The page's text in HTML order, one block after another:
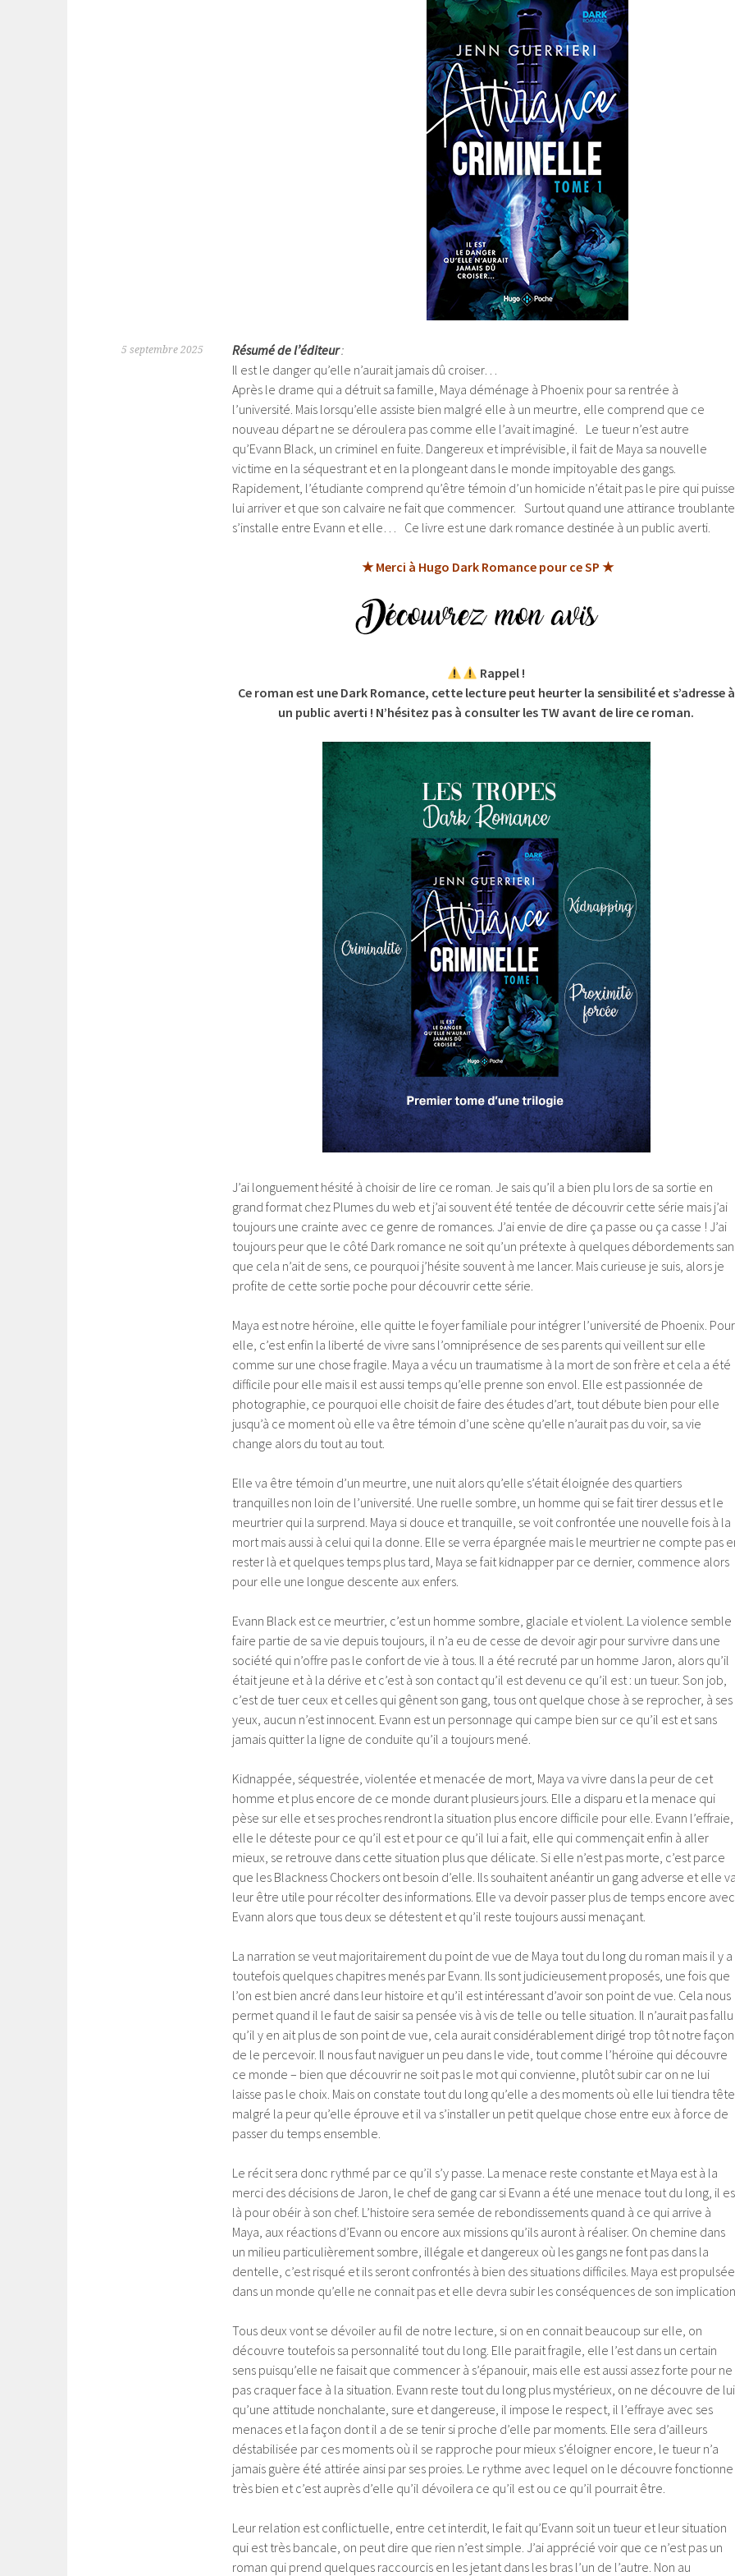
5 septembre 2025 Résumé de l’éditeur:
Il est le danger qu’elle n’aurait jamais dû croiser…
Après le drame qui a détruit sa famille, Maya déménage à Phoenix pour sa rentrée à
l’université. Mais lorsqu’elle assiste bien malgré elle à un meurtre, elle comprend que ce
nouveau départ ne se déroulera pas comme elle l’avait imaginé. Le tueur n’est autre
qu’Evann Black, un criminel en fuite. Dangereux et imprévisible, il fait de Maya sa nouvelle
victime en la séquestrant et en la plongeant dans le monde impitoyable des gangs.
Rapidement, l’étudiante comprend qu’être témoin d’un homicide n’était pas le pire qui puisse
lui arriver et que son calvaire ne fait que commencer. Surtout quand une attirance troublante
s’installe entre Evann et elle… Ce livre est une dark romance destinée à un public averti.
★ Merci à Hugo Dark Romance pour ce SP ★
Rappel !
Ce roman est une Dark Romance, cette lecture peut heurter la sensibilité et s’adresse à
un public averti ! N’hésitez pas à consulter les TW avant de lire ce roman.
J’ai longuement hésité à choisir de lire ce roman. Je sais qu’il a bien plu lors de sa sortie en
grand format chez Plumes du web et j’ai souvent été tentée de découvrir cette série mais j’ai
toujours une crainte avec ce genre de romances. J’ai envie de dire ça passe ou ça casse ! J’ai
toujours peur que le côté Dark romance ne soit qu’un prétexte à quelques débordements
que cela n’ait de sens, ce pourquoi j’hésite souvent à me lancer. Mais curieuse je suis, alors je
profite de cette sortie poche pour découvrir cette série.
Maya est notre héroïne, elle quitte le foyer familiale pour intégrer l’université de Phoenix. Pour
elle, c’est enfin la liberté de vivre sans l’omniprésence de ses parents qui veillent sur elle
comme sur une chose fragile. Maya a vécu un traumatisme à la mort de son frère et cela a été
difficile pour elle mais il est aussi temps qu’elle prenne son envol. Elle est passionnée de
photographie, ce pourquoi elle choisit de faire des études d’art, tout débute bien pour elle
jusqu’à ce moment où elle va être témoin d’une scène qu’elle n’aurait pas du voir, sa vie
change alors du tout au tout.
Elle va être témoin d’un meurtre, une nuit alors qu’elle s’était éloignée des quartiers
tranquilles non loin de l’université. Une ruelle sombre, un homme qui se fait tirer dessus et le
meurtrier qui la surprend. Maya si douce et tranquille, se voit confrontée une nouvelle fois à la
mort mais aussi à celui qui la donne. Elle se verra épargnée mais le meurtrier ne compte pas
rester là et quelques temps plus tard, Maya se fait kidnapper par ce dernier, commence alors
pour elle une longue descente aux enfers.
Evann Black est ce meurtrier, c’est un homme sombre, glaciale et violent. La violence semble
faire partie de sa vie depuis toujours, il n’a eu de cesse de devoir agir pour survivre dans une
société qui n’offre pas le confort de vie à tous. Il a été recruté par un homme Jaron, alors qu’il
était jeune et à la dérive et c’est à son contact qu’il est devenu ce qu’il est : un tueur. Son job,
c’est de tuer ceux et celles qui gênent son gang, tous ont quelque chose à se reprocher, à ses
yeux, aucun n’est innocent. Evann est un personnage qui campe bien sur ce qu’il est et sans
jamais quitter la ligne de conduite qu’il a toujours mené.
Kidnappée, séquestrée, violentée et menacée de mort, Maya va vivre dans la peur de cet
homme et plus encore de ce monde durant plusieurs jours. Elle a disparu et la menace qui
pèse sur elle et ses proches rendront la situation plus encore difficile pour elle. Evann l’effraie,
elle le déteste pour ce qu’il est et pour ce qu’il lui a fait, elle qui commençait enfin à aller
mieux, se retrouve dans cette situation plus que délicate. Si elle n’est pas morte, c’est parce
que les Blackness Chockers ont besoin d’elle. Ils souhaitent anéantir un gang adverse et elle
leur être utile pour récolter des informations. Elle va devoir passer plus de temps encore avec
Evann alors que tous deux se détestent et qu’il reste toujours aussi menaçant.
La narration se veut majoritairement du point de vue de Maya tout du long du roman mais il y a
toutefois quelques chapitres menés par Evann. Ils sont judicieusement proposés, une fois que
l’on est bien ancré dans leur histoire et qu’il est intéressant d’avoir son point de vue. Cela nous
permet quand il le faut de saisir sa pensée vis à vis de telle ou telle situation. Il n’aurait pas fallu
qu’il y en ait plus de son point de vue, cela aurait considérablement dirigé trop tôt notre façon
de le percevoir. Il nous faut naviguer un peu dans le vide, tout comme l’héroïne qui découvre
ce monde – bien que découvrir ne soit pas le mot qui convienne, plutôt subir car on ne lui
laisse pas le choix. Mais on constate tout du long qu’elle a des moments où elle lui tiendra
malgré la peur qu’elle éprouve et il va s’installer un petit quelque chose entre eux à force de
passer du temps ensemble.
Le récit sera donc rythmé par ce qu’il s’y passe. La menace reste constante et Maya est à la
merci des décisions de Jaron, le chef de gang car si Evann a été une menace tout du long, il
là pour obéir à son chef. L’histoire sera semée de rebondissements quand à ce qui arrive à
Maya, aux réactions d’Evann ou encore aux missions qu’ils auront à réaliser. On chemine dans
un milieu particulièrement sombre, illégale et dangereux où les gangs ne font pas dans la
dentelle, c’est risqué et ils seront confrontés à bien des situations difficiles. Maya est propulsée
dans un monde qu’elle ne connait pas et elle devra subir les conséquences de son
Tous deux vont se dévoiler au fil de notre lecture, si on en connait beaucoup sur elle, on
découvre toutefois sa personnalité tout du long. Elle parait fragile, elle l’est dans un certain
sens puisqu’elle ne faisait que commencer à s’épanouir, mais elle est aussi assez forte pour ne
pas craquer face à la situation. Evann reste tout du long plus mystérieux, on ne découvre de lui
qu’une attitude nonchalante, sure et dangereuse, il impose le respect, il l’effraye avec ses
menaces et la façon dont il a de se tenir si proche d’elle par moments. Elle sera d’ailleurs
déstabilisée par ces moments où il se rapproche pour mieux s’éloigner encore, le tueur n’a
jamais guère été attirée ainsi par ses proies. Le rythme avec lequel on le découvre fonctionne
très bien et c’est auprès d’elle qu’il dévoilera ce qu’il est ou ce qu’il pourrait être.
Leur relation est conflictuelle, entre cet interdit, le fait qu’Evann soit un tueur et leur situation
qui est très bancale, on peut dire que rien n’est simple. J’ai apprécié voir que ce n’est pas un
roman qui prend quelques raccourcis en les jetant dans les bras l’un de l’autre. Non au